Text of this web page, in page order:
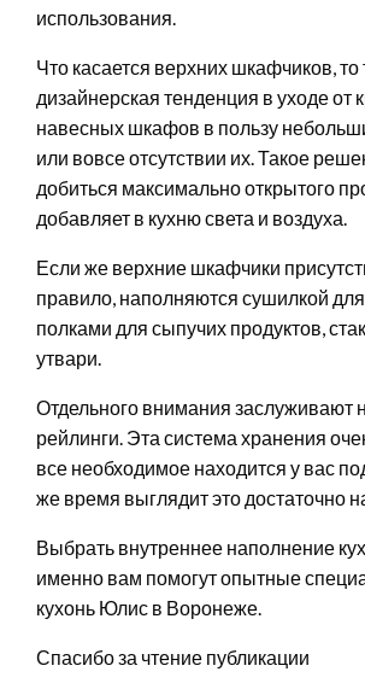
использования.
Что касается верхних шкафчиков, то
дизайнерская тенденция в уходе от
навесных шкафов в пользу
или вовсе отсутствии их. Такое
добиться максимально открытого
добавляет в кухню света и воздуха.
Если же верхние шкафчики
правило, наполняются сушилкой для
полками для сыпучих продуктов,
утвари.
Отдельного внимания заслуживают
рейлинги. Эта система хранения
все необходимое находится у вас
же время выглядит это достаточно
Выбрать внутреннее наполнение
именно вам помогут опытные
кухонь Юлис в Воронеже.
Спасибо за чтение публикации